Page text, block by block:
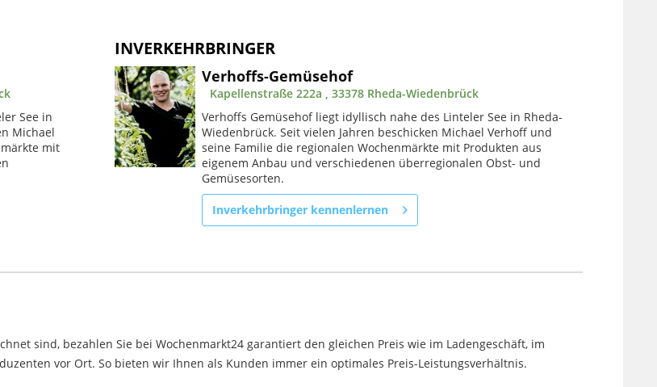
See in
Michael
mit
INVERKEHRBRINGER
Verhoffs-Gemüsehof
Kapellenstraße 222a , 33378 Rheda-Wiedenbrück
Verhoffs Gemüsehof liegt idyllisch nahe des Linteler See in Rheda-
Wiedenbrück. Seit vielen Jahren beschicken Michael Verhoff und
seine Familie die regionalen Wochenmärkte mit Produkten aus
eigenem Anbau und verschiedenen überregionalen Obst- und
Gemüsesorten.
Inverkehrbringer kennenlernen
sind, bezahlen Sie bei Wochenmarkt24 garantiert den gleichen Preis wie im Ladengeschäft, im
vor Ort. So bieten wir Ihnen als Kunden immer ein optimales Preis-Leistungsverhältnis.